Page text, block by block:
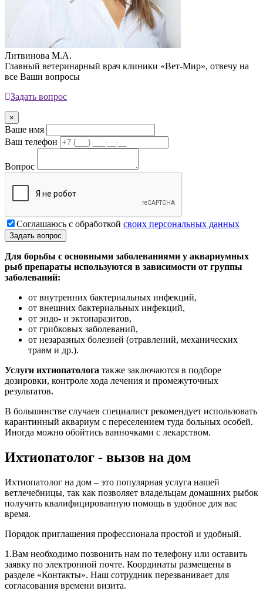
Литвинова М.А.
Главный ветеринарный врач клиники «Вет-Мир», отвечу на
все Ваши вопросы
Задать вопрос
×
Ваше имя
Ваш телефон
Вопрос
Соглашаюсь с обработкой своих персональных данных
Для борьбы с основными заболеваниями у аквариумных
рыб препараты используются в зависимости от группы
заболеваний:
от внутренних бактериальных инфекций,
от внешних бактериальных инфекций,
от эндо- и эктопаразитов,
от грибковых заболеваний,
от незаразных болезней (отравлений, механических
травм и др.).
Услуги ихтиопатолога также заключаются в подборе
дозировки, контроле хода лечения и промежуточных
результатов.
В большинстве случаев специалист рекомендует использовать
карантинный аквариум с переселением туда больных особей.
Иногда можно обойтись ванночками с лекарством.
Ихтиопатолог - вызов на дом
Ихтиопатолог на дом – это популярная услуга нашей
ветлечебницы, так как позволяет владельцам домашних рыбок
получить квалифицированную помощь в удобное для вас
время.
Порядок приглашения профессионала простой и удобный.
1.Вам необходимо позвонить нам по телефону или оставить
заявку по электронной почте. Координаты размещены в
разделе «Контакты». Наш сотрудник перезванивает для
согласования времени визита.